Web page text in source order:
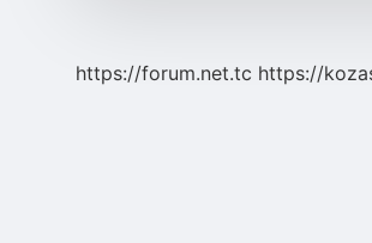
https://forum.net.tc https://